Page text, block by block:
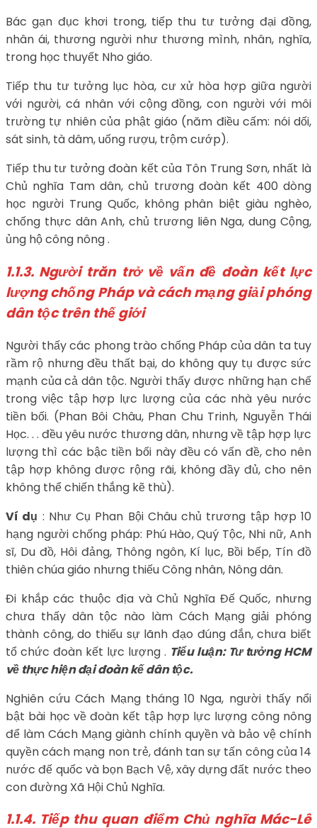
Bác gạn đục khơi trong, tiếp thu tư tưởng đại đồng,
nhân ái, thương người như thương mình, nhân, nghĩa,
trong học thuyết Nho giáo.
Tiếp thu tư tưởng lục hòa, cư xử hòa hợp giữa người
với người, cá nhân với cộng đồng, con người với môi
trường tự nhiên của phật giáo (năm điều cấm: nói dối,
sát sinh, tà dâm, uống rượu, trộm cướp).
Tiếp thu tư tưởng đoàn kết của Tôn Trung Sơn, nhất là
Chủ nghĩa Tam dân, chủ trương đoàn kết 400 dòng
học người Trung Quốc, không phân biệt giàu nghèo,
chống thực dân Anh, chủ trương liên Nga, dung Cộng,
ủng hộ công nông .
1.1.3. Người trăn trở về vấn đề đoàn kết lực
lượng chống Pháp và cách mạng giải phóng
dân tộc trên thế giới
Người thấy các phong trào chống Pháp của dân ta tuy
rầm rộ nhưng đều thất bại, do không quy tụ được sức
mạnh của cả dân tộc. Người thấy được những hạn chế
trong việc tập hợp lực lượng của các nhà yêu nước
tiền bối. (Phan Bôi Châu, Phan Chu Trinh, Nguyễn Thái
Học. . . đều yêu nước thương dân, nhưng về tập hợp lực
lượng thì các bậc tiền bối này đều có vấn đề, cho nên
tập hợp không được rộng rãi, không đầy đủ, cho nên
không thể chiến thắng kẽ thù).
Ví dụ : Như Cụ Phan Bội Châu chủ trương tập hợp 10
hạng người chống pháp: Phú Hào, Quý Tộc, Nhi nữ, Anh
sĩ, Du đồ, Hôi đảng, Thông ngôn, Kí lục, Bồi bếp, Tín đồ
thiên chúa giáo nhưng thiếu Công nhân, Nông dân.
Đi khắp các thuộc địa và Chủ Nghĩa Đế Quốc, nhưng
chưa thấy dân tộc nào làm Cách Mạng giải phóng
thành công, do thiếu sự lãnh đạo đúng đắn, chưa biết
tổ chức đoàn kết lực lượng . Tiểu luận: Tư tưởng HCM
về thực hiện đại đoàn kế dân tộc.
Nghiên cứu Cách Mạng tháng 10 Nga, người thấy nổi
bật bài học về đoàn kết tập hợp lực lượng công nông
để làm Cách Mạng giành chính quyền và bảo vệ chính
quyền cách mạng non trẻ, đánh tan sự tấn công của 14
nước đế quốc và bọn Bạch Vệ, xây dựng đất nước theo
con đường Xã Hội Chủ Nghĩa.
1.1.4. Tiếp thu quan điểm Chủ nghĩa Mác-Lê